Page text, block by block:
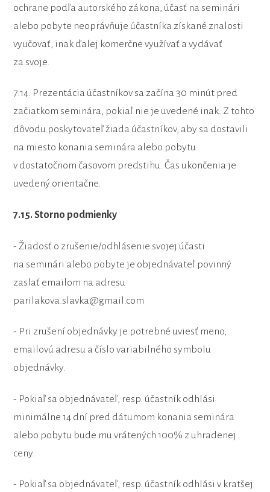
ochrane podľa autorského zákona, účasť na seminári
alebo pobyte neoprávňuje účastníka získané znalosti
vyučovať, inak ďalej komerčne využívať a vydávať
za svoje.
7.14. Prezentácia účastníkov sa začína 30 minút pred
začiatkom seminára, pokiaľ nie je uvedené inak. Z tohto
dôvodu poskytovateľ žiada účastníkov, aby sa dostavili
na miesto konania seminára alebo pobytu
v dostatočnom časovom predstihu. Čas ukončenia je
uvedený orientačne.
7.15. Storno podmienky
- Žiadosť o zrušenie/odhlásenie svojej účasti
na seminári alebo pobyte je objednávateľ povinný
zaslať emailom na adresu
parilakova.slavka@gmail.com
- Pri zrušení objednávky je potrebné uviesť meno,
emailovú adresu a číslo variabilného symbolu
objednávky.
- Pokiaľ sa objednávateľ, resp. účastník odhlási
minimálne 14 dní pred dátumom konania seminára
alebo pobytu bude mu vrátených 100% z uhradenej
ceny.
- Pokiaľ sa objednávateľ, resp. účastník odhlási v kratšej